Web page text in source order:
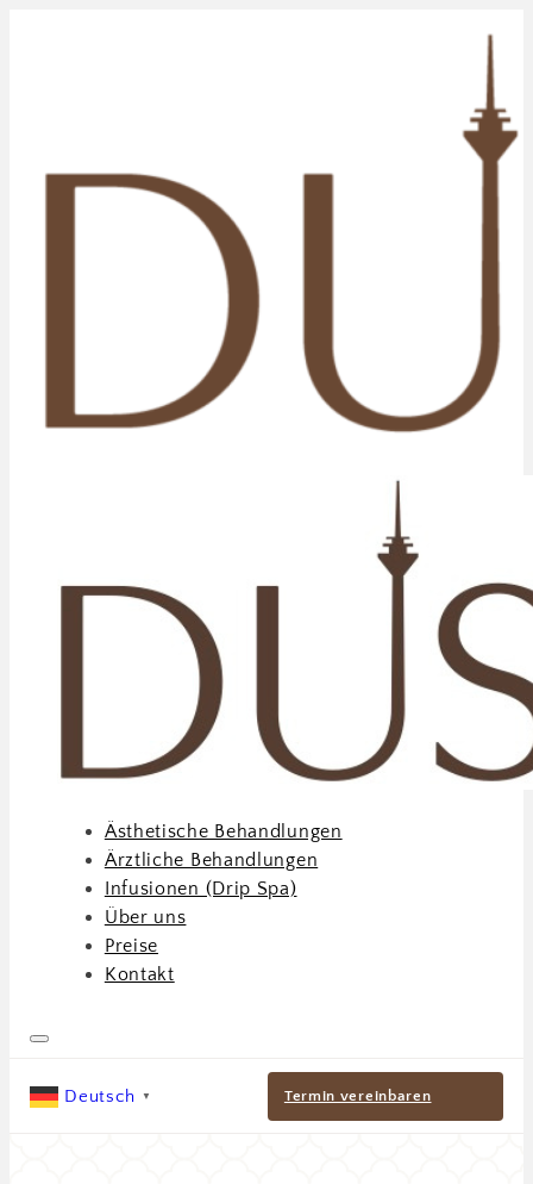
Ästhetische Behandlungen
Ärztliche Behandlungen
Infusionen (Drip Spa)
Über uns
Preise
Kontakt
Deutsch ▼ Termin vereinbaren